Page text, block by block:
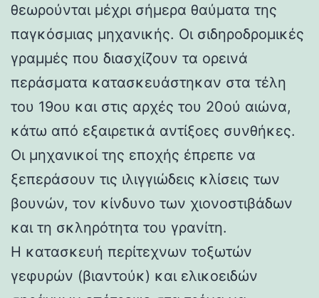
θεωρούνται μέχρι σήμερα θαύματα της
παγκόσμιας μηχανικής. Οι σιδηροδρομικές
γραμμές που διασχίζουν τα ορεινά
περάσματα κατασκευάστηκαν στα τέλη
του 19ου και στις αρχές του 20ού αιώνα,
κάτω από εξαιρετικά αντίξοες συνθήκες.
Οι μηχανικοί της εποχής έπρεπε να
ξεπεράσουν τις ιλιγγιώδεις κλίσεις των
βουνών, τον κίνδυνο των χιονοστιβάδων
και τη σκληρότητα του γρανίτη.
Η κατασκευή περίτεχνων τοξωτών
γεφυρών (βιαντούκ) και ελικοειδών